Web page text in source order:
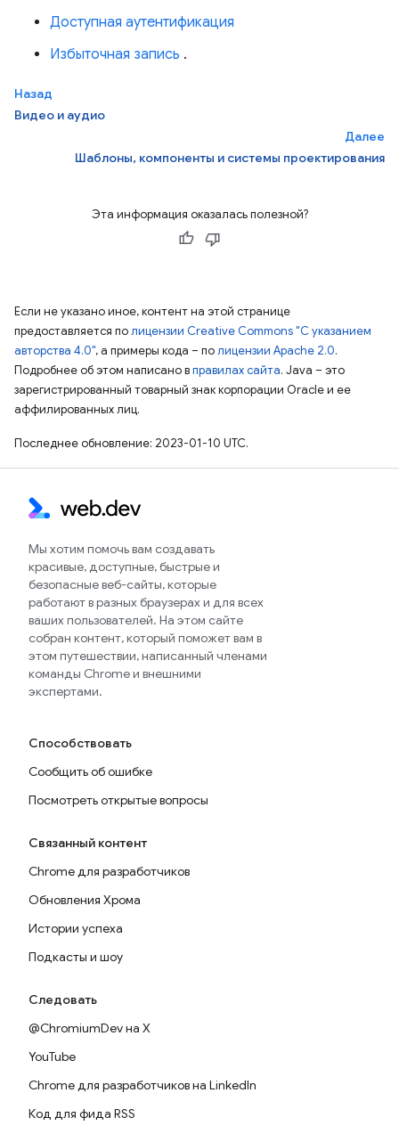
Доступная аутентификация
Избыточная запись .
Назад
Видео и аудио
Далее
Шаблоны, компоненты и системы проектирования
Эта информация оказалась полезной?
Если не указано иное, контент на этой странице
предоставляется полицензии Creative Commons "С указанием
авторства 4.0", а примеры кода – полицензии Apache 2.0.
Подробнее об этом написано вправилах сайта. Java – это
зарегистрированный товарный знак корпорации Oracle и ее
аффилированных лиц.
Последнее обновление: 2023-01-10 UTC.
Мы хотим помочь вам создавать
красивые, доступные, быстрые и
безопасные веб-сайты, которые
работают в разных браузерах и для всех
ваших пользователей. На этом сайте
собран контент, который поможет вам в
этом путешествии, написанный членами
команды Chrome и внешними
экспертами.
Способствовать
Сообщить об ошибке
Посмотреть открытые вопросы
Связанный контент
Chrome для разработчиков
Обновления Хрома
Истории успеха
Подкасты и шоу
Следовать
@ChromiumDev на X
YouTube
Chrome для разработчиков на LinkedIn
Код для фида RSS